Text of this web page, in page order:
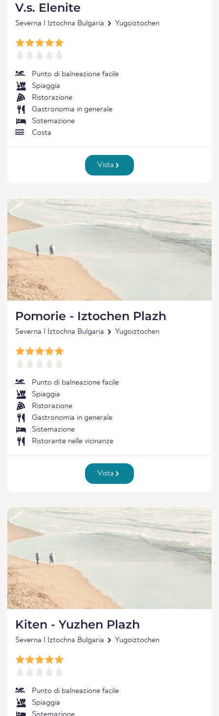
V.s. Elenite
Severna I Iztochna Bulgaria Yugoiztochen
Punto di balneazione facile
Spiaggia
Ristorazione
Gastronomia in generale
Sistemazione
Costa
Vista
Pomorie - Iztochen Plazh
Severna I Iztochna Bulgaria Yugoiztochen
Punto di balneazione facile
Spiaggia
Ristorazione
Gastronomia in generale
Sistemazione
Ristorante nelle vicinanze
Vista
Kiten - Yuzhen Plazh
Severna I Iztochna Bulgaria Yugoiztochen
Punto di balneazione facile
Spiaggia